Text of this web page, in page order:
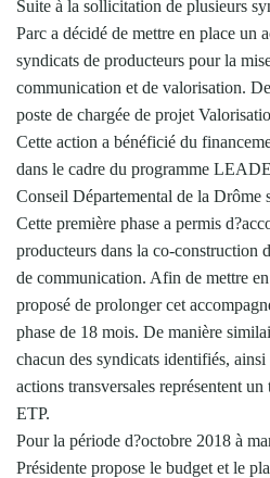
Suite à la sollicitation de plusieurs
Parc a décidé de mettre en place un
syndicats de producteurs pour la
communication et de valorisation.
poste de chargée de projet
Cette action a bénéficié du
dans le cadre du programme
Conseil Départemental de la Drôme
Cette première phase a permis
producteurs dans la co-construction
de communication. Afin de mettre
proposé de prolonger cet
phase de 18 mois. De manière
chacun des syndicats identifiés,
actions transversales représentent
ETP.
Pour la période d?octobre 2018 à
Présidente propose le budget et le